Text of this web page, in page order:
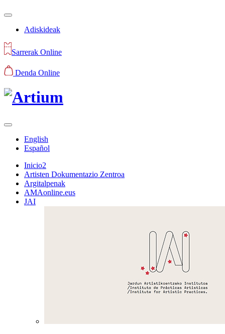
Adiskideak
Sarrerak Online
Denda Online
English
Español
Inicio2
Artisten Dokumentazio Zentroa
Argitalpenak
AMAonline.eus
JAI